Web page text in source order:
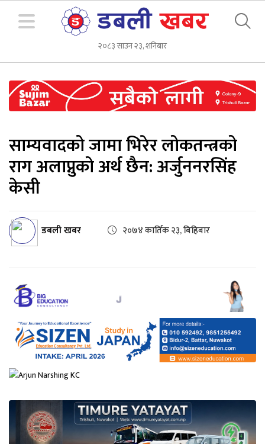
२०८३ साउन २३, शनिबार
साम्यवादको जामा भिरेर लोकतन्त्रको
राग अलाप्नुको अर्थ छैन: अर्जुननरसिंह
केसी
डबली खबर २०७४ कार्तिक २३, बिहिबार